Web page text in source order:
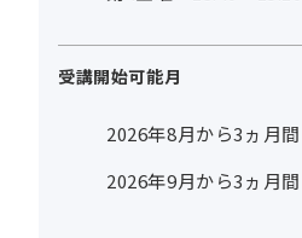
受講開始可能月
2026年8月から3ヵ月間
2026年9月から3ヵ月間